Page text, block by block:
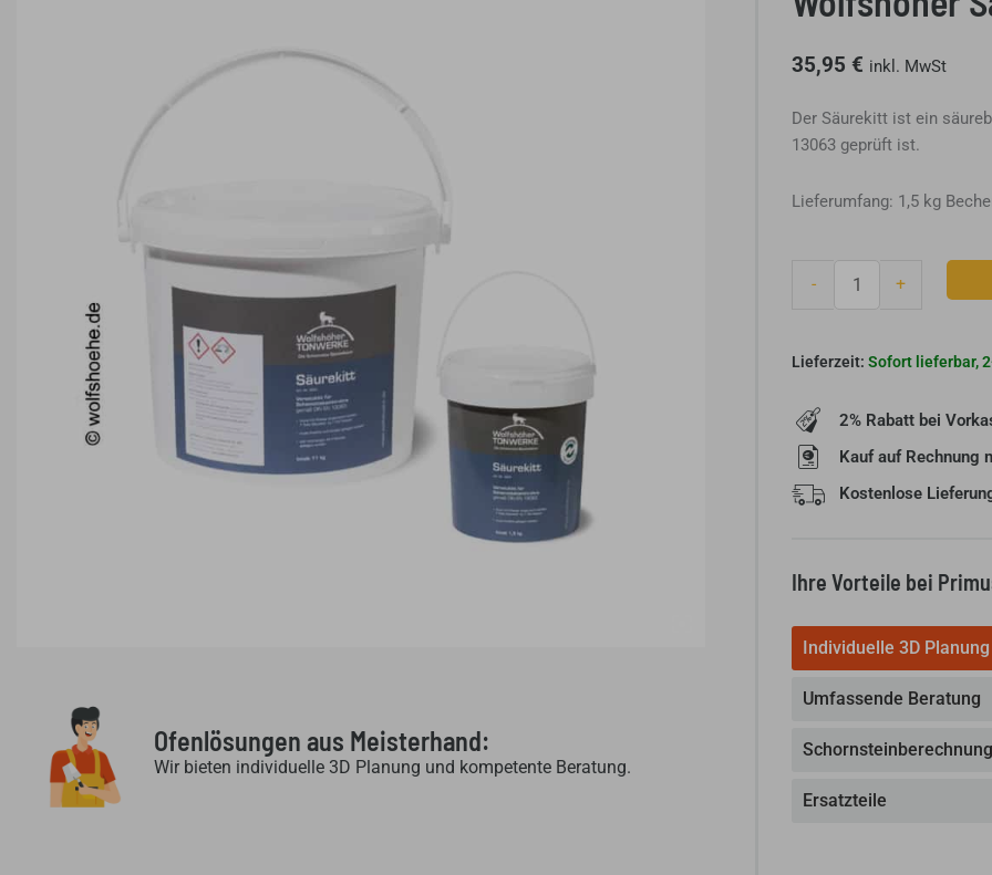
Ofenlösungen aus Meisterhand:
Wir bieten individuelle 3D Planung und kompetente Beratung.
35,95 € inkl. MwSt
Der Säurekitt ist ein
13063 geprüft ist.
Lieferumfang: 1,5 kg
-
Säurekitt
1,5
Menge
+
Sofort lieferbar,
2% Rabatt bei
Kauf auf Rechnung
Kostenlose
Ihre Vorteile bei
Individuelle 3D Planung
Umfassende Beratung
Schornsteinberechnung
Ersatzteile